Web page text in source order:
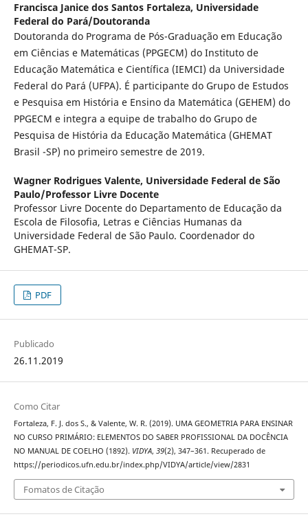
Francisca Janice dos Santos Fortaleza, Universidade
Federal do Pará/Doutoranda
Doutoranda do Programa de Pós-Graduação em Educação
em Ciências e Matemáticas (PPGECM) do Instituto de
Educação Matemática e Científica (IEMCI) da Universidade
Federal do Pará (UFPA). É participante do Grupo de Estudos
e Pesquisa em História e Ensino da Matemática (GEHEM) do
PPGECM e integra a equipe de trabalho do Grupo de
Pesquisa de História da Educação Matemática (GHEMAT
Brasil -SP) no primeiro semestre de 2019.
Wagner Rodrigues Valente, Universidade Federal de São
Paulo/Professor Livre Docente
Professor Livre Docente do Departamento de Educação da
Escola de Filosofia, Letras e Ciências Humanas da
Universidade Federal de São Paulo. Coordenador do
GHEMAT-SP.
PDF
Publicado
26.11.2019
Como Citar
Fortaleza, F. J. dos S., & Valente, W. R. (2019). UMA GEOMETRIA PARA ENSINAR
NO CURSO PRIMÁRIO: ELEMENTOS DO SABER PROFISSIONAL DA DOCÊNCIA
NO MANUAL DE COELHO (1892). VIDYA, 39(2), 347–361. Recuperado de
https://periodicos.ufn.edu.br/index.php/VIDYA/article/view/2831
Fomatos de Citação